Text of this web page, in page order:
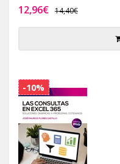
12,96€ 14,40€
-10%